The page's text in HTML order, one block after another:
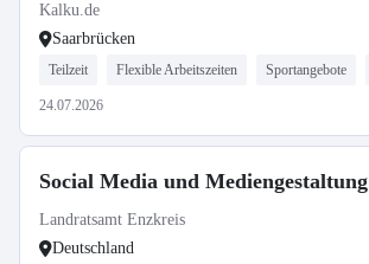
Kalku.de
Saarbrücken
Teilzeit Flexible Arbeitszeiten Sportangebote
24.07.2026
Social Media und Mediengestaltung
Landratsamt Enzkreis
Deutschland